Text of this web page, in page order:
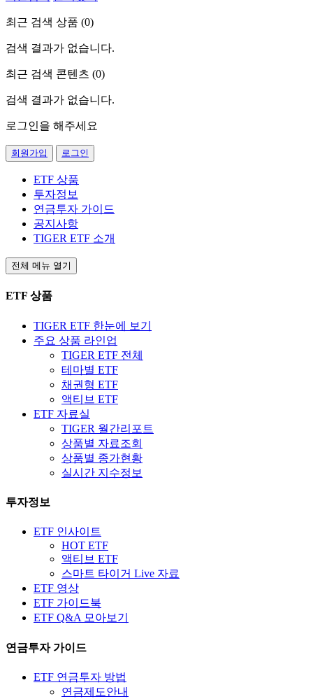
최근 검색 상품 (0)
검색 결과가 없습니다.
최근 검색 콘텐츠 (0)
검색 결과가 없습니다.
로그인을 해주세요
회원가입 로그인
ETF 상품
투자정보
연금투자 가이드
공지사항
TIGER ETF 소개
전체 메뉴 열기
ETF 상품
TIGER ETF 한눈에 보기
주요 상품 라인업
TIGER ETF 전체
테마별 ETF
채권형 ETF
액티브 ETF
ETF 자료실
TIGER 월간리포트
상품별 자료조회
상품별 종가현황
실시간 지수정보
투자정보
ETF 인사이트
HOT ETF
액티브 ETF
스마트 타이거 Live 자료
ETF 영상
ETF 가이드북
ETF Q&A 모아보기
연금투자 가이드
ETF 연금투자 방법
연금제도안내